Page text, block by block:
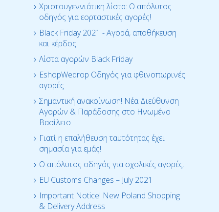
Χριστουγεννιάτικη λίστα: Ο απόλυτος
οδηγός για εορταστικές αγορές!
Black Friday 2021 - Αγορά, αποθήκευση
και κέρδος!
Λίστα αγορών Black Friday
EshopWedrop Οδηγός για φθινοπωρινές
αγορές
Σημαντική ανακοίνωση! Νέα Διεύθυνση
Αγορών & Παράδοσης στο Ηνωμένο
Βασίλειο
Γιατί η επαλήθευση ταυτότητας έχει
σημασία για εμάς!
Ο απόλυτος οδηγός για σχολικές αγορές.
EU Customs Changes – July 2021
Important Notice! New Poland Shopping
& Delivery Address